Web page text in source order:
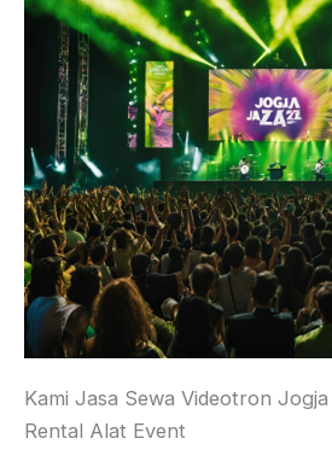
Kami Jasa Sewa Videotron
Rental Alat Event